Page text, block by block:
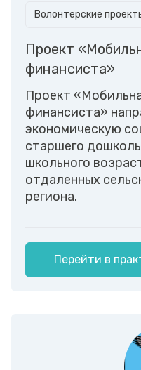
Волонтерские
Проект
финансиста»
Проект
финансиста»
экономическую
старшего
школьного
отдаленных
региона.
Перейти в